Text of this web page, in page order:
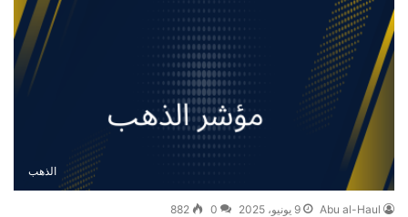
الذهب
Abu al-Haul 9 يونيو، 2025 0
882